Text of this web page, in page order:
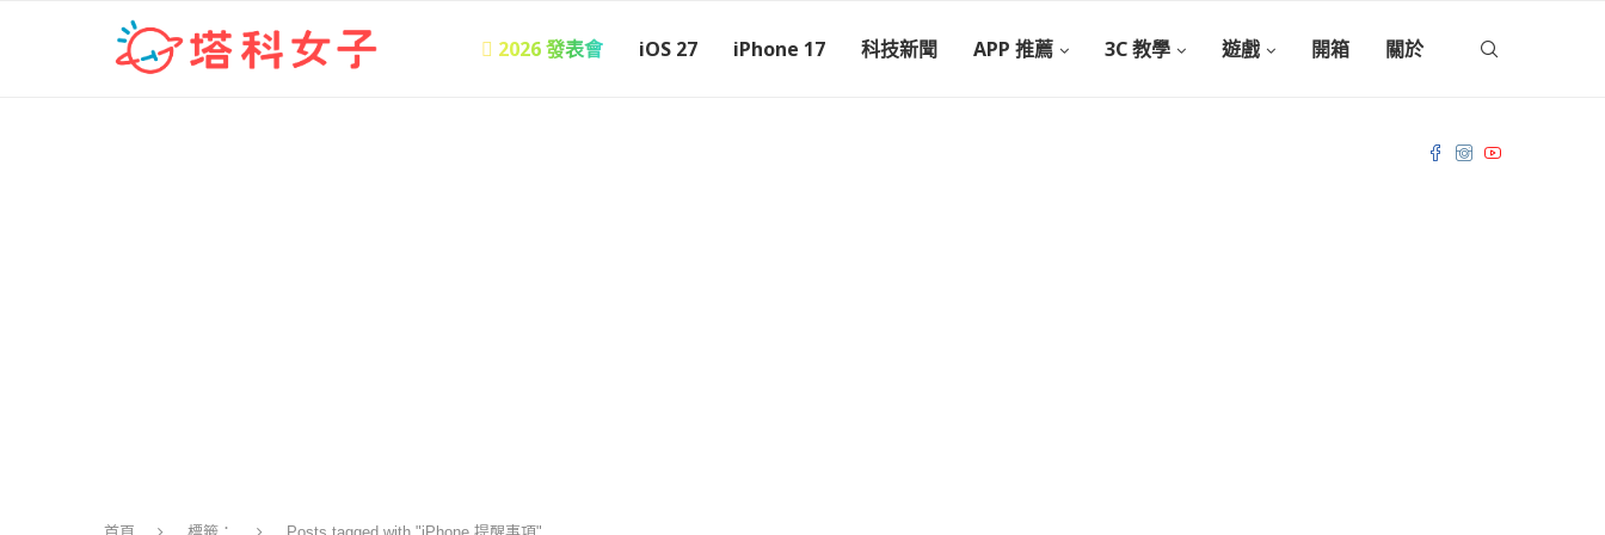
 2026 發表會 iOS 27 iPhone 17 科技新聞 APP 推薦 3C 教學 遊戲 開箱 關於